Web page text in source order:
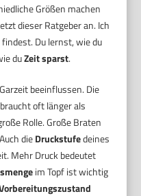
Größen machen
dieser Ratgeber an. Ich
findest. Du lernst, wie du
duZeit sparst.
beeinflussen. Die
oft länger als
Rolle. Große Braten
dieDruckstufedeines
Mehr Druck bedeutet
im Topf ist wichtig